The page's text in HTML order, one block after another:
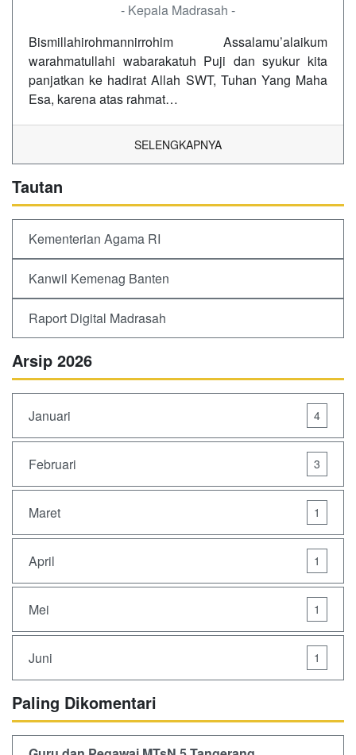
- Kepala Madrasah -
Bismillahirohmannirrohim Assalamu’alaikum
warahmatullahi wabarakatuh Puji dan syukur kita
panjatkan ke hadirat Allah SWT, Tuhan Yang Maha
Esa, karena atas rahmat…
SELENGKAPNYA
Tautan
Kementerian Agama RI
Kanwil Kemenag Banten
Raport Digital Madrasah
Arsip 2026
Januari 4
Februari 3
Maret 1
April 1
Mei 1
Juni 1
Paling Dikomentari